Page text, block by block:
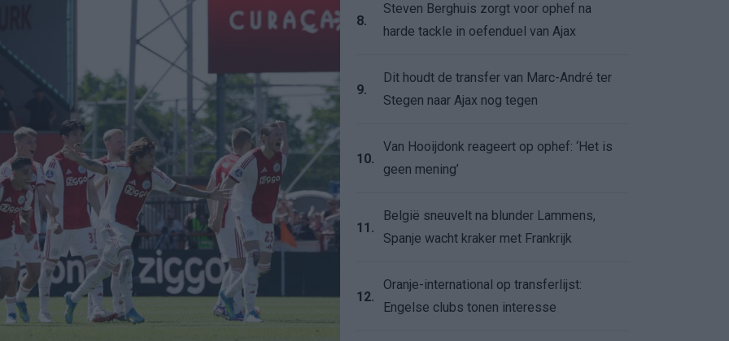
8.
Steven Berghuis zorgt voor ophef na
harde tackle in oefenduel van Ajax
9.
Dit houdt de transfer van Marc-André ter
Stegen naar Ajax nog tegen
10.
Van Hooijdonk reageert op ophef: ‘Het is
geen mening’
11.
België sneuvelt na blunder Lammens,
Spanje wacht kraker met Frankrijk
12.
Oranje-international op transferlijst:
Engelse clubs tonen interesse